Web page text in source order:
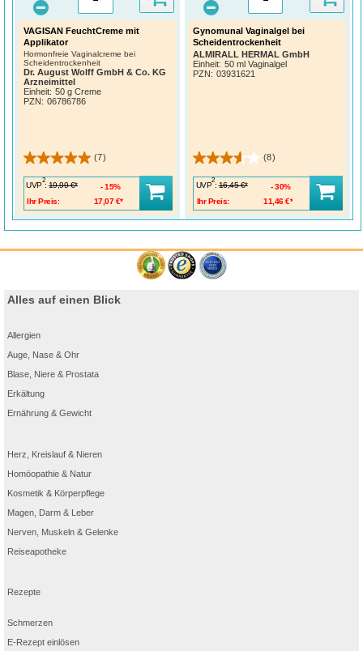
VAGISAN FeuchtCreme mit
Applikator
Hormonfreie Vaginalcreme bei
Scheidentrockenheit
Dr. August Wolff GmbH & Co. KG
Arzneimittel
Einheit: 50 g Creme
PZN: 06786786
(7)
UVP
2
: 19,99 €*
Ihr Preis:
17,07 €*
15%
Gynomunal Vaginalgel bei
Scheidentrockenheit
ALMIRALL HERMAL GmbH
Einheit: 50 ml Vaginalgel
PZN: 03931621
(8)
UVP
2
: 16,45 €*
Ihr Preis:
11,46 €*
30%
Alles auf einen Blick
Allergien
Auge, Nase & Ohr
Blase, Niere & Prostata
Erkältung
Ernährung & Gewicht
Herz, Kreislauf & Nieren
Homöopathie & Natur
Kosmetik & Körperpflege
Magen, Darm & Leber
Nerven, Muskeln & Gelenke
Reiseapotheke
Rezepte
Schmerzen
E-Rezept einlösen